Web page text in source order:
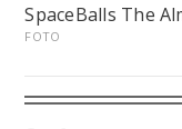
SpaceBalls The
FOTO